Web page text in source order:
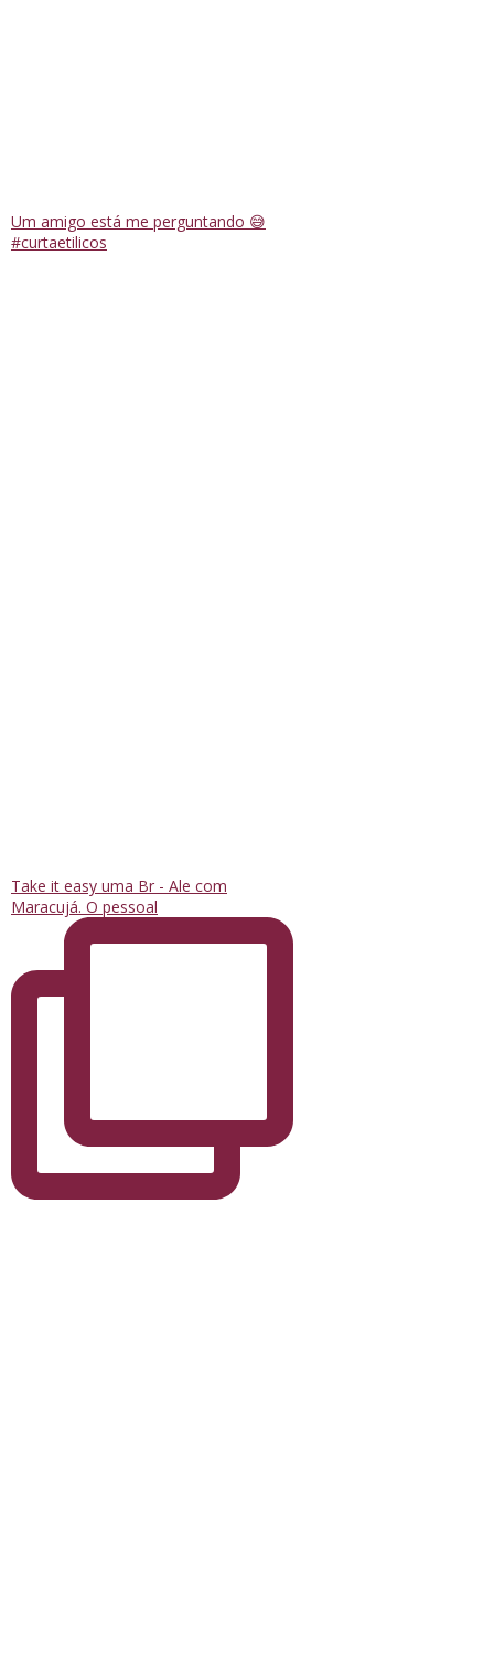
Um amigo está me perguntando 😅
#curtaetilicos
Take it easy uma Br - Ale com
Maracujá. O pessoal